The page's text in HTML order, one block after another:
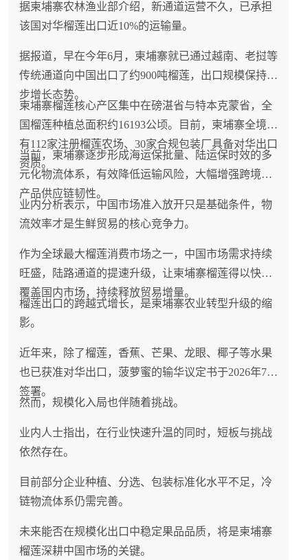
据柬埔寨农林渔业部介绍，新通道运营不久，已承担
该国对华榴莲出口近10%的运输量。
据报道，早在今年6月，柬埔寨就已通过越南、老挝等
传统通道向中国出口了约900吨榴莲，出口规模保持稳
步增长态势。
柬埔寨榴莲核心产区集中在磅湛省与特本克蒙省，全
国榴莲种植总面积约16193公顷。目前，柬埔寨全境拥
有112家注册榴莲农场、30家合规包装厂具备对华出口
资质。
当前，柬埔寨逐步形成海运保批量、陆运保时效的多
元化物流体系，有效降低运输风险，大幅增强跨境农
产品供应链韧性。
业内分析表示，中国市场准入放开只是基础条件，物
流效率才是生鲜贸易的核心竞争力。
作为全球最大榴莲消费市场之一，中国市场需求持续
旺盛，陆路通道的提速升级，让柬埔寨榴莲得以快速
覆盖国内市场，持续释放贸易增量。
榴莲出口的跨越式增长，是柬埔寨农业转型升级的缩
影。
近年来，除了榴莲，香蕉、芒果、龙眼、椰子等水果
也已获准对华出口，菠萝蜜的输华议定书于2026年7月
签署。
然而，规模化入局也伴随着挑战。
业内人士指出，在行业快速升温的同时，短板与挑战
依然存在。
目前部分企业种植、分选、包装标准化水平不足，冷
链物流体系仍需完善。
未来能否在规模化出口中稳定果品品质，将是柬埔寨
榴莲深耕中国市场的关键。